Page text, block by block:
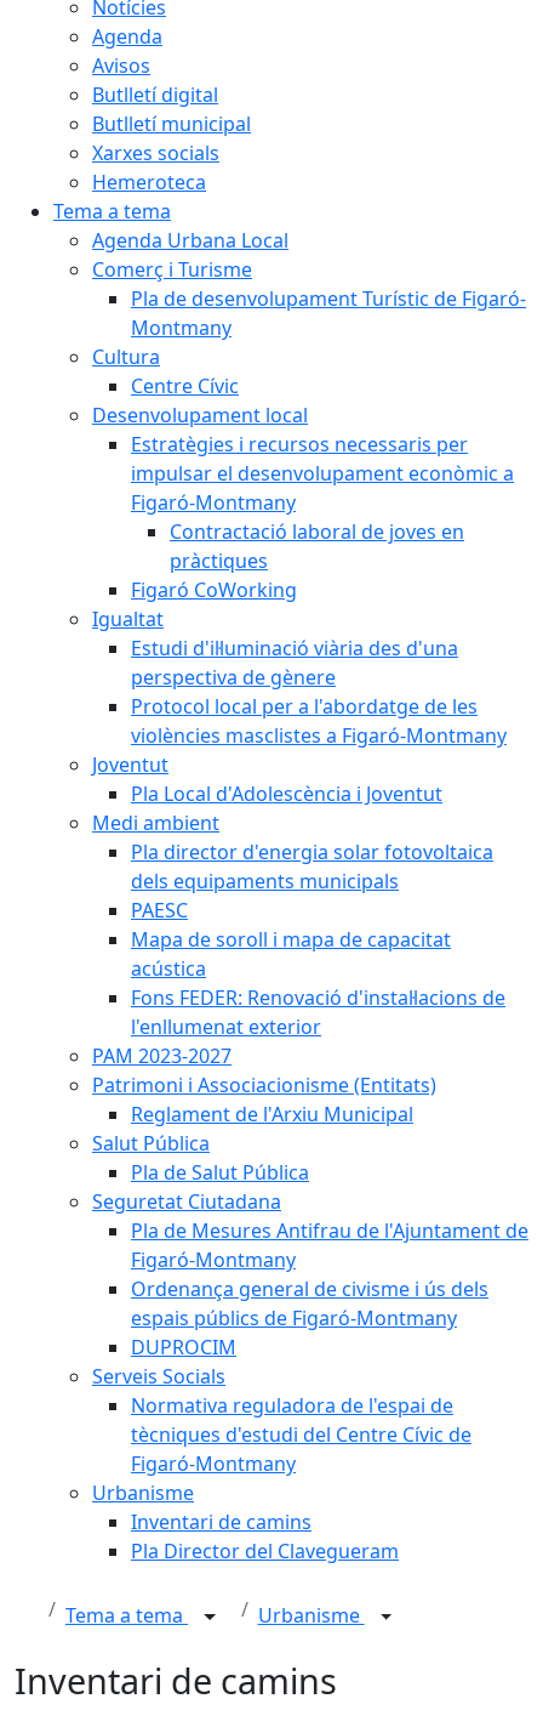
Notícies
Agenda
Avisos
Butlletí digital
Butlletí municipal
Xarxes socials
Hemeroteca
Tema a tema
Agenda Urbana Local
Comerç i Turisme
Pla de desenvolupament Turístic de Figaró-
Montmany
Cultura
Centre Cívic
Desenvolupament local
Estratègies i recursos necessaris per
impulsar el desenvolupament econòmic a
Figaró-Montmany
Contractació laboral de joves en
pràctiques
Figaró CoWorking
Igualtat
Estudi d'il·luminació viària des d'una
perspectiva de gènere
Protocol local per a l'abordatge de les
violències masclistes a Figaró-Montmany
Joventut
Pla Local d'Adolescència i Joventut
Medi ambient
Pla director d'energia solar fotovoltaica
dels equipaments municipals
PAESC
Mapa de soroll i mapa de capacitat
acústica
Fons FEDER: Renovació d'instal·lacions de
l'enllumenat exterior
PAM 2023-2027
Patrimoni i Associacionisme (Entitats)
Reglament de l'Arxiu Municipal
Salut Pública
Pla de Salut Pública
Seguretat Ciutadana
Pla de Mesures Antifrau de l'Ajuntament de
Figaró-Montmany
Ordenança general de civisme i ús dels
espais públics de Figaró-Montmany
DUPROCIM
Serveis Socials
Normativa reguladora de l'espai de
tècniques d'estudi del Centre Cívic de
Figaró-Montmany
Urbanisme
Inventari de camins
Pla Director del Clavegueram
Tema a tema Urbanisme
Inventari de camins